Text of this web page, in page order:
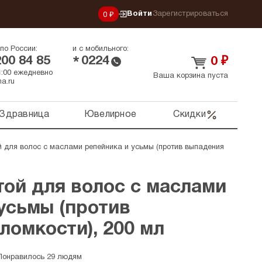
0 ₽ Войти Зарегистрироваться
России:
84 85
и с мобильного:
* 0224
ежедневно
0 ₽
Ваша корзина пуста
Ювелирное Скидки
для волос с маслами репейника и усьмы (против выпадения
для волос с маслами
(против
200 мл
Понравилось 29 людям